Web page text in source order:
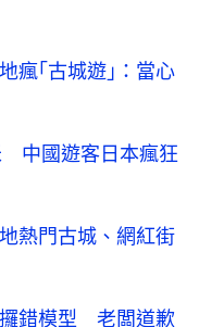
瘋｢古城遊｣：當心
中國遊客日本瘋狂
熱門古城、網紅街
錯模型 老闆道歉